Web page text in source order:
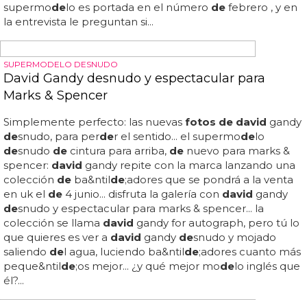
Con el ingenioso juegode palabras "gandy crush" la
para out magazine...dentro galería, condavidgandy en
ba&ntil de;ador, davidgandy sin camiseta tirado en la
cama con pantalones
de snudo saliendo
modelo,delo más sexy quitándose la ropa para out
magazine... ¡pues no! dicedavidgandy: "guys know i'm
heterosexual so no, they don't hit on me... ah, y sí:david
gandy es heterosexual pero eso no nos impidea nadie
admirar su portentoso físico y su innegable belleza... el
supermode lo es portada en el númerodefebrero , y en
la entrevista le preguntan si...